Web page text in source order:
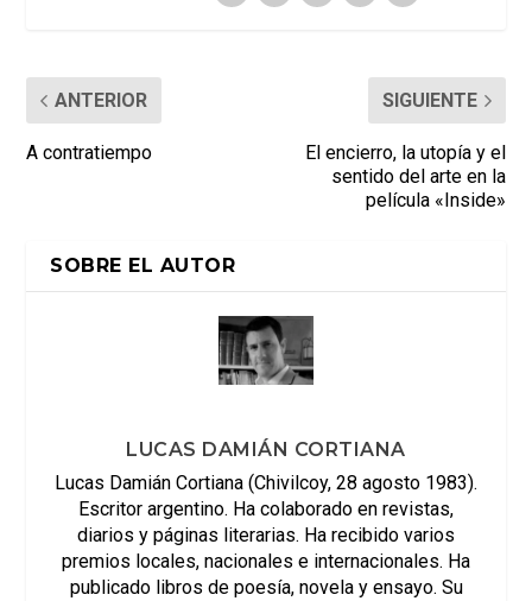
ANTERIOR
A contratiempo
SIGUIENTE
El encierro, la utopía y el
sentido del arte en la
película «Inside»
SOBRE EL AUTOR
LUCAS DAMIÁN CORTIANA
Lucas Damián Cortiana (Chivilcoy, 28 agosto 1983).
Escritor argentino. Ha colaborado en revistas,
diarios y páginas literarias. Ha recibido varios
premios locales, nacionales e internacionales. Ha
publicado libros de poesía, novela y ensayo. Su